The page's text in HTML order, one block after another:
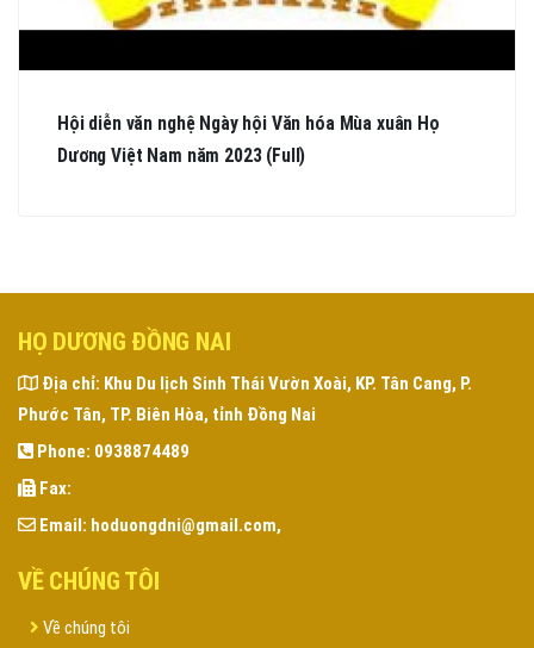
Hội diễn văn nghệ Ngày hội Văn hóa Mùa xuân Họ
Dương Việt Nam năm 2023 (Full)
HỌ DƯƠNG ĐỒNG NAI
Địa chỉ: Khu Du lịch Sinh Thái Vườn Xoài, KP. Tân Cang, P.
Phước Tân, TP. Biên Hòa, tỉnh Đồng Nai
Phone: 0938874489
Fax:
Email: hoduongdni@gmail.com,
VỀ CHÚNG TÔI
Về chúng tôi